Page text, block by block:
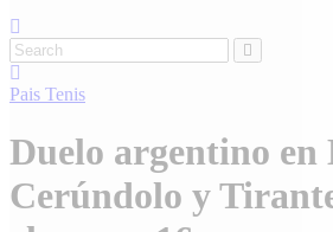
Pais Tenis
Duelo argentino
Cerúndolo y